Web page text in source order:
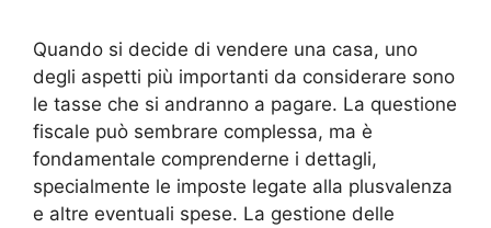
Quando si decide di vendere una casa, uno
degli aspetti più importanti da considerare sono
le tasse che si andranno a pagare. La questione
fiscale può sembrare complessa, ma è
fondamentale comprenderne i dettagli,
specialmente le imposte legate alla plusvalenza
e altre eventuali spese. La gestione delle